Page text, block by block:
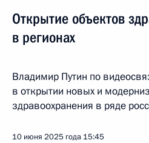
Открытие объектов
в регионах
Владимир Путин по
в открытии новых и
здравоохранения в ряде
10 июня 2025 года 15:45